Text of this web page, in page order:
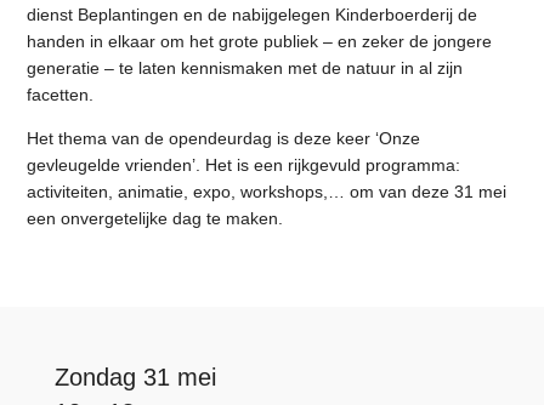
dienst Beplantingen en de nabijgelegen Kinderboerderij de
handen in elkaar om het grote publiek – en zeker de jongere
generatie – te laten kennismaken met de natuur in al zijn
facetten.
Het thema van de opendeurdag is deze keer ‘Onze
gevleugelde vrienden’. Het is een rijkgevuld programma:
activiteiten, animatie, expo, workshops,… om van deze 31 mei
een onvergetelijke dag te maken.
Zondag 31 mei